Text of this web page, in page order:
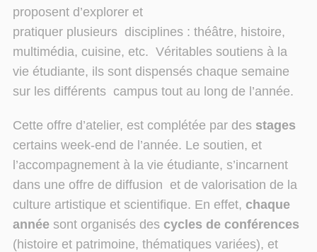
proposent d’explorer et
pratiquer plusieurs disciplines : théâtre, histoire,
multimédia, cuisine, etc. Véritables soutiens à la
vie étudiante, ils sont dispensés chaque semaine
sur les différents campus tout au long de l’année.
Cette offre d’atelier, est complétée par desstages
certains week-end de l’année. Le soutien, et
l’accompagnement à la vie étudiante, s’incarnent
dans une offre de diffusion et de valorisation de la
culture artistique et scientifique. En effet, chaque
annéesont organisés des cycles de conférences
(histoire et patrimoine, thématiques variées), et